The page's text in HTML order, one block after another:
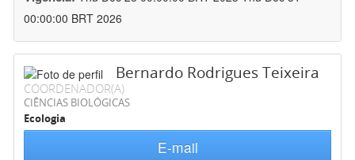
00:00:00 BRT 2026
Bernardo Rodrigues Teixeira
COORDENADOR(A)
CIÊNCIAS BIOLÓGICAS
Ecologia
E-mail